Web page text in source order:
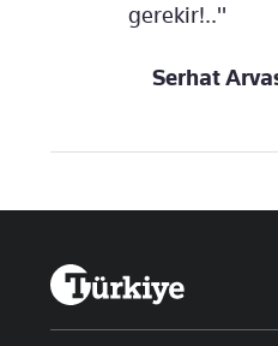
gerekir!.."
Serhat